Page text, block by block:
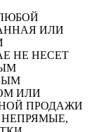
ИЛИ
НЕ НЕСЕТ
ИЛИ
ПРОДАЖИ